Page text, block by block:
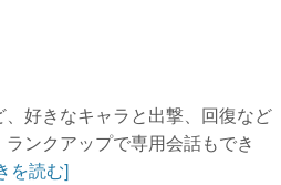
好きなキャラと出撃、回復など
ンクアップで専用会話もでき
を読む]